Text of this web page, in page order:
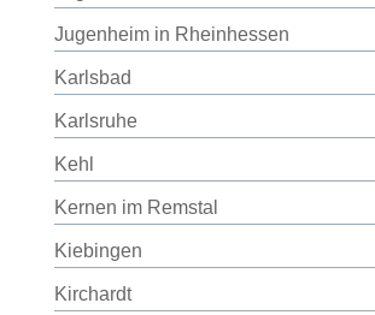
Jugenheim in Rheinhessen
Karlsbad
Karlsruhe
Kehl
Kernen im Remstal
Kiebingen
Kirchardt